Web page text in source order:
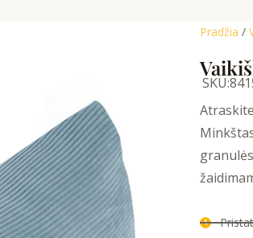
Pradžia /
SKU:
Atraskite